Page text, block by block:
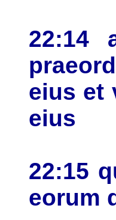
22:14
eius et
eius
22:15
eorum